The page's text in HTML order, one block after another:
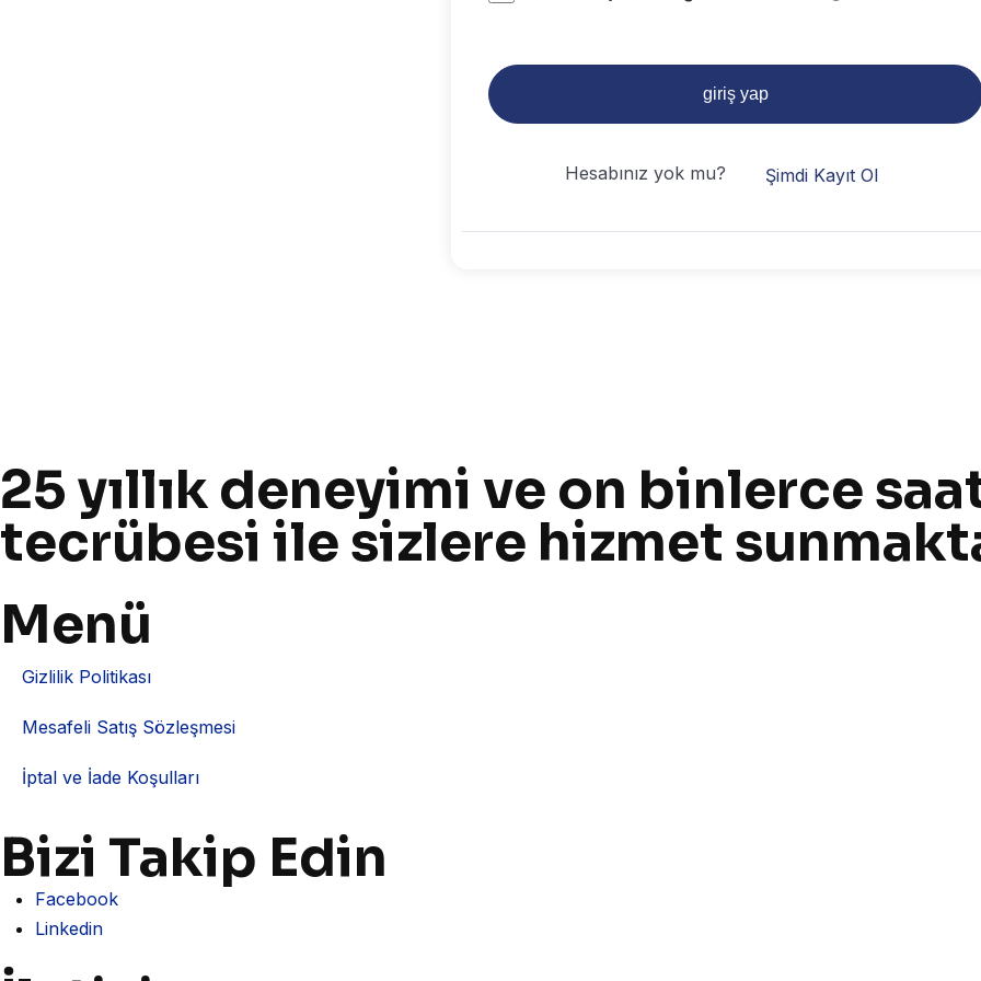
giriş yap
Hesabınız yok mu? Şimdi Kayıt Ol
25 yıllık deneyimi ve on binlerce
tecrübesi ile sizlere hizmet
Menü
Gizlilik Politikası
Mesafeli Satış Sözleşmesi
İptal ve İade Koşulları
Bizi Takip Edin
Facebook
Linkedin